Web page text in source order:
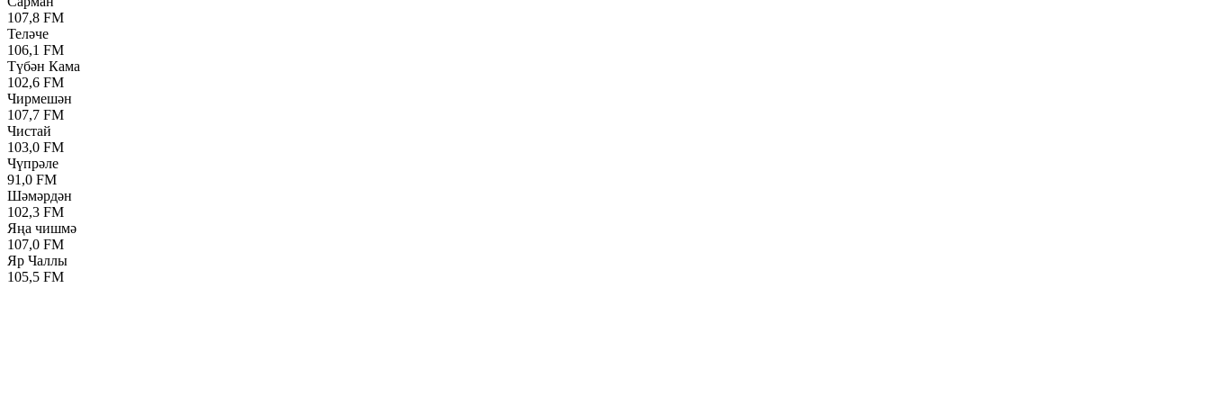
107,8 FM
Теләче
106,1 FM
Түбән Кама
102,6 FM
Чирмешән
107,7 FM
Чистай
103,0 FM
Чүпрәле
91,0 FM
Шәмәрдән
102,3 FM
Яңа чишмә
107,0 FM
Яр Чаллы
105,5 FM